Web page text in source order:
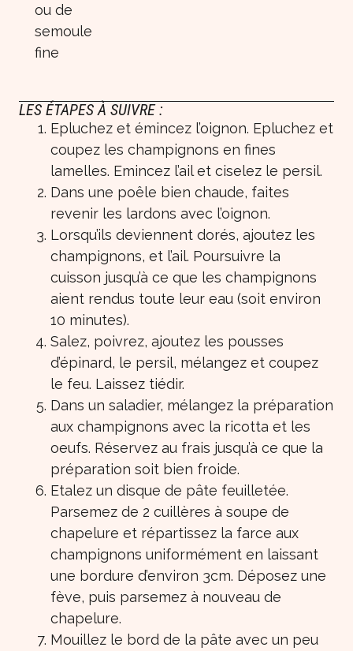
ou de
semoule
fine
LES ÉTAPES À SUIVRE :
Epluchez et émincez l’oignon. Epluchez et
coupez les champignons en fines
lamelles. Emincez l’ail et ciselez le persil.
Dans une poêle bien chaude, faites
revenir les lardons avec l’oignon.
Lorsqu’ils deviennent dorés, ajoutez les
champignons, et l’ail. Poursuivre la
cuisson jusqu’à ce que les champignons
aient rendus toute leur eau (soit environ
10 minutes).
Salez, poivrez, ajoutez les pousses
d’épinard, le persil, mélangez et coupez
le feu. Laissez tiédir.
Dans un saladier, mélangez la préparation
aux champignons avec la ricotta et les
oeufs. Réservez au frais jusqu’à ce que la
préparation soit bien froide.
Etalez un disque de pâte feuilletée.
Parsemez de 2 cuillères à soupe de
chapelure et répartissez la farce aux
champignons uniformément en laissant
une bordure d’environ 3cm. Déposez une
fève, puis parsemez à nouveau de
chapelure.
Mouillez le bord de la pâte avec un peu